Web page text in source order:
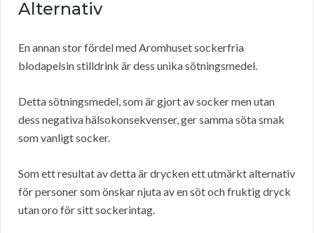
Alternativ
En annan stor fördel med Aromhuset sockerfria
blodapelsin stilldrink är dess unika sötningsmedel.
Detta sötningsmedel, som är gjort av socker men utan
dess negativa hälsokonsekvenser, ger samma söta smak
som vanligt socker.
Som ett resultat av detta är drycken ett utmärkt alternativ
för personer som önskar njuta av en söt och fruktig dryck
utan oro för sitt sockerintag.